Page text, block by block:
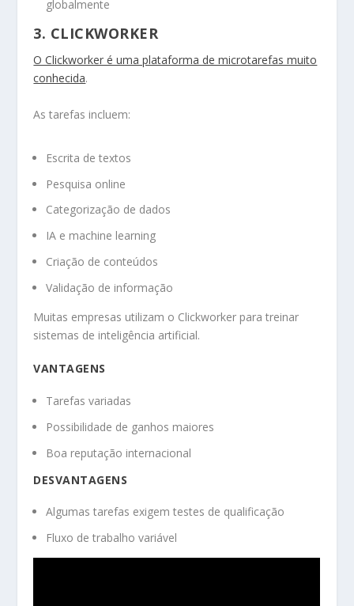
globalmente
3. CLICKWORKER
O Clickworker é uma plataforma de microtarefas muito
conhecida.
As tarefas incluem:
Escrita de textos
Pesquisa online
Categorização de dados
IA e machine learning
Criação de conteúdos
Validação de informação
Muitas empresas utilizam o Clickworker para treinar
sistemas de inteligência artificial.
VANTAGENS
Tarefas variadas
Possibilidade de ganhos maiores
Boa reputação internacional
DESVANTAGENS
Algumas tarefas exigem testes de qualificação
Fluxo de trabalho variável